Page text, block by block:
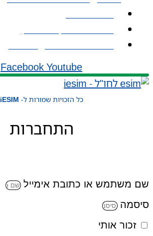
Facebook Youtube
כל הזכויות שמורות ל- iESIM
התחברות
שם משתמש או כתובת אימייל
סיסמה
זכור אותי